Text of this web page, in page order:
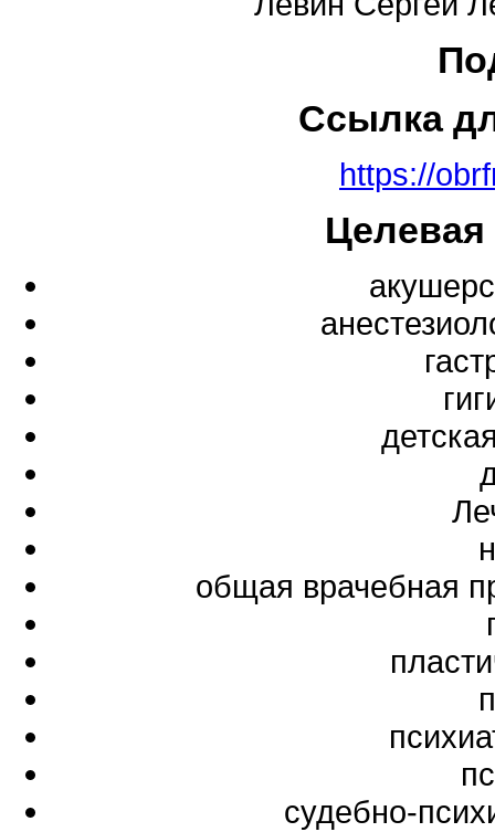
Ссылка
https://
общая врачебная
судебно-